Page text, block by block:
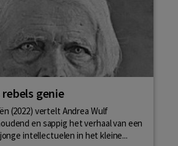
genie
(2022) vertelt Andrea Wulf
en sappig het verhaal van een
intellectuelen in het kleine...